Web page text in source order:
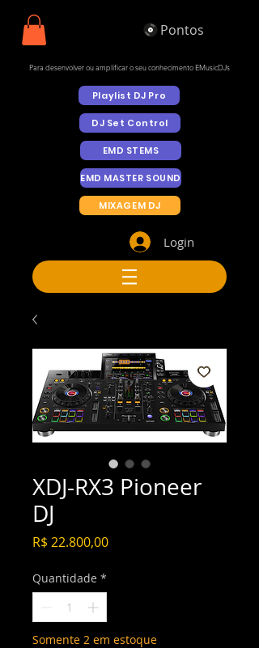
Pontos
Para desenvolver ou amplificar o seu conhecimento EMusicDJs
Playlist DJ Pro
DJ Set Control
EMD STEMS
EMD MASTER SOUND
MIXAGEM DJ
Login
XDJ-RX3 Pioneer
DJ
R$ 22.800,00Preço
Quantidade *
Somente 2 em estoque